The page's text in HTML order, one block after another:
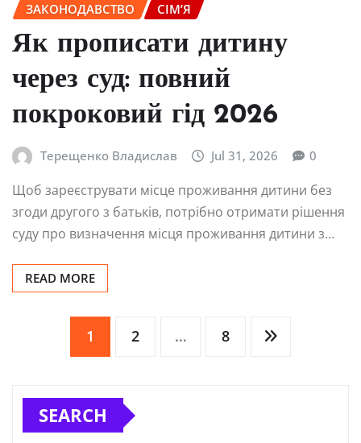
ЗАКОНОДАВСТВО СІМ’Я
Як прописати дитину
через суд: повний
покроковий гід 2026
Терещенко Владислав Jul 31, 2026 0
Щоб зареєструвати місце проживання дитини без
згоди другого з батьків, потрібно отримати рішення
суду про визначення місця проживання дитини з…
READ MORE
Posts1 2 … 8
SEARCH